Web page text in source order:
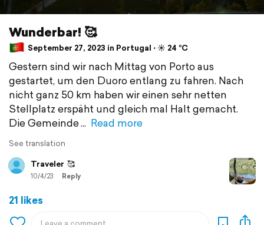
Wunderbar! 🥰
September 27, 2023 in Portugal ⋅ ☀️ 24 °C
Gestern sind wir nach Mittag von Porto aus
gestartet, um den Duoro entlang zu fahren. Nach
nicht ganz 50 km haben wir einen sehr netten
Stellplatz erspäht und gleich mal Halt gemacht.
Die Gemeinde
Read more
See translation
Traveler 🥰
10/4/23 Reply
21 likes